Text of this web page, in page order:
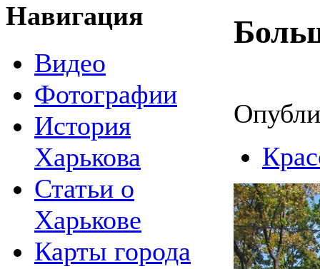
Навигация
Видео
Фотографии
История
Харькова
Статьи о
Харькове
Карты города